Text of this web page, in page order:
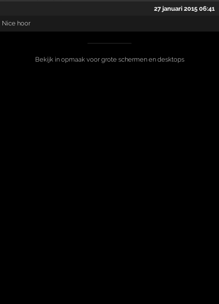
27 januari 2015 06:41
Nice hoor
Bekijk in opmaak voor grote schermen en desktops